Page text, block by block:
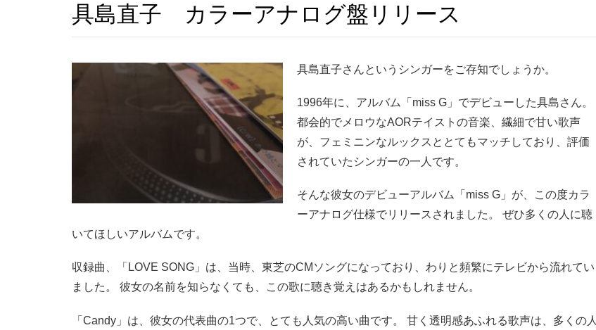
具島直子 カラーアナログ盤リリース
具島直子さんというシンガーをご存知でしょうか。
1996年に、アルバム「miss G」でデビューした具島さん。
都会的でメロウなAORテイストの音楽、繊細で甘い歌声
が、フェミニンなルックスととてもマッチしており、評価
されていたシンガーの一人です。
そんな彼女のデビューアルバム「miss G」が、この度カラ
ーアナログ仕様でリリースされました。 ぜひ多くの人に聴
いてほしいアルバムです。
収録曲、「LOVE SONG」は、当時、東芝のCMソングになっており、わりと頻繁にテレビから流れてい
ました。 彼女の名前を知らなくても、この歌に聴き覚えはあるかもしれません。
「Candy」は、彼女の代表曲の1つで、とても人気の高い曲です。 甘く透明感あふれる歌声は、多くの人